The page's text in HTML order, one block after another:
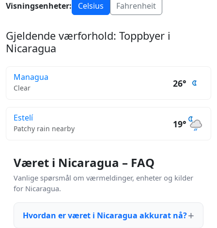
Visningsenheter: Celsius Fahrenheit
Gjeldende værforhold: Toppbyer i
Nicaragua
Managua
Clear 26°
Estelí
Patchy rain nearby 19°
Været i Nicaragua – FAQ
Vanlige spørsmål om værmeldinger, enheter og kilder
for Nicaragua.
Hvordan er været i Nicaragua akkurat nå?